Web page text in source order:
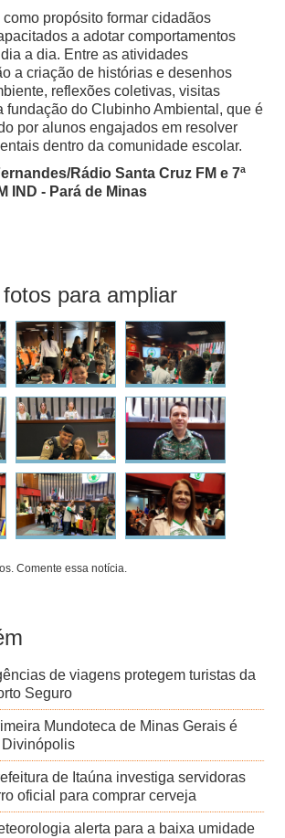
como propósito formar cidadãos
a adotar comportamentos
a dia. Entre as atividades
a criação de histórias e desenhos
reflexões coletivas, visitas
fundação do Clubinho Ambiental, que é
por alunos engajados em resolver
dentro da comunidade escolar.
Rádio Santa Cruz FM e 7ª
IND - Pará de Minas
para ampliar
Comente essa notícia.
de viagens protegem turistas da
Seguro
Mundoteca de Minas Gerais é
de Itaúna investiga servidoras
oficial para comprar cerveja
alerta para a baixa umidade